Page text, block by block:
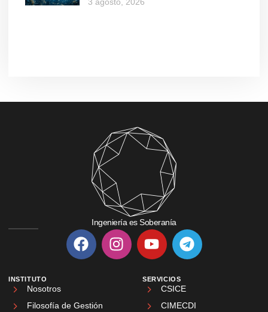
3 agosto, 2026
Ingeniería es Soberanía
INSTITUTO
Nosotros
Filosofía de Gestión
SERVICIOS
CSICE
CIMECDI